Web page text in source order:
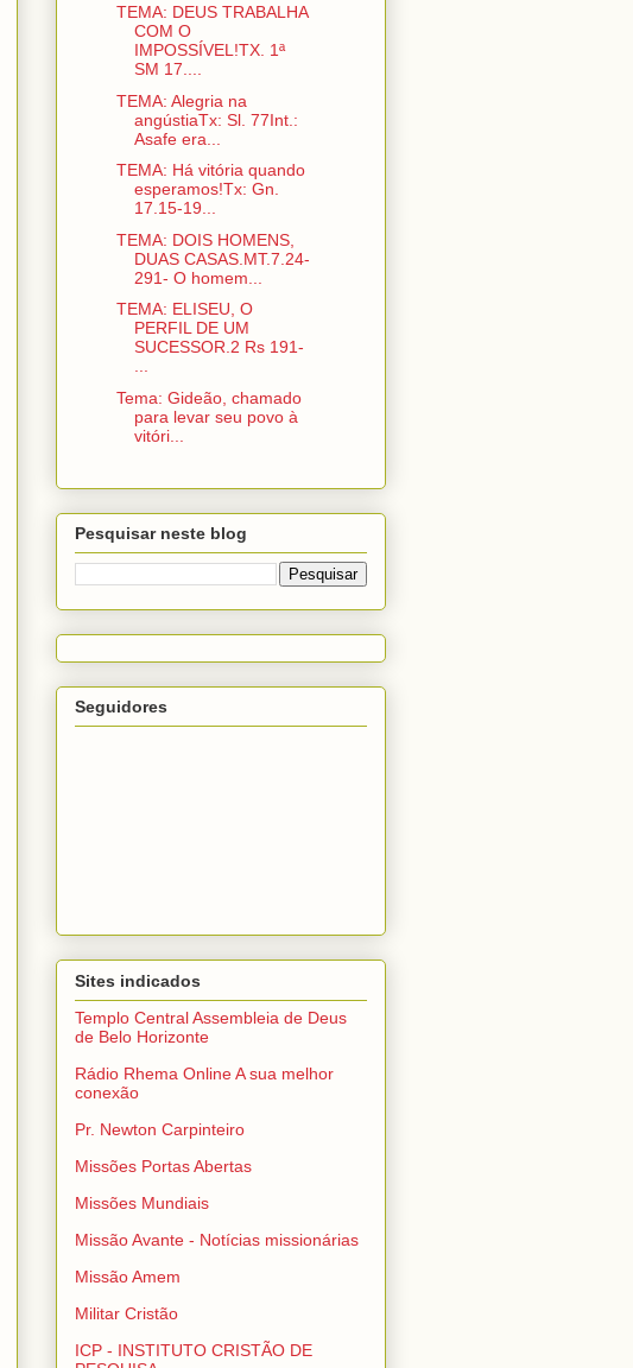
TEMA: DEUS TRABALHA
COM O
IMPOSSÍVEL!TX. 1ª
SM 17....
TEMA: Alegria na
angústiaTx: Sl. 77Int.:
Asafe era...
TEMA: Há vitória quando
esperamos!Tx: Gn.
17.15-19...
TEMA: DOIS HOMENS,
DUAS CASAS.MT.7.24-
291- O homem...
TEMA: ELISEU, O
PERFIL DE UM
SUCESSOR.2 Rs 191-
Tema: Gideão, chamado
para levar seu povo à
vitóri...
Pesquisar neste blog
Seguidores
Sites indicados
Templo Central Assembleia de Deus
de Belo Horizonte
Rádio Rhema Online A sua melhor
conexão
Pr. Newton Carpinteiro
Missões Portas Abertas
Missões Mundiais
Missão Avante - Notícias missionárias
Missão Amem
Militar Cristão
ICP - INSTITUTO CRISTÃO DE